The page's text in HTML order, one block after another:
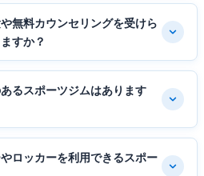
無料カウンセリングを受けら
すか？
るスポーツジムはあります
ロッカーを利用できるスポー